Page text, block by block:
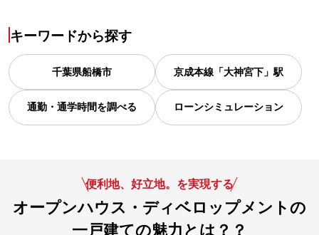
キーワードから探す
千葉県船橋市 京成本線「大神宮下」駅
通勤・通学時間を調べる ローンシミュレーション
便利地、好立地。を実現する
オープンハウス・ディベロップメントの
一戸建ての魅力とは？？